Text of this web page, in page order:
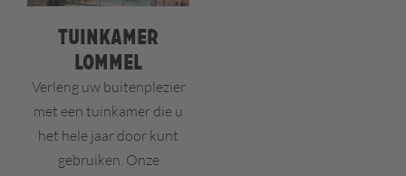
Tuinkamer
Lommel
Verleng uw buitenplezier
met een tuinkamer die u
het hele jaar door kunt
gebruiken. Onze